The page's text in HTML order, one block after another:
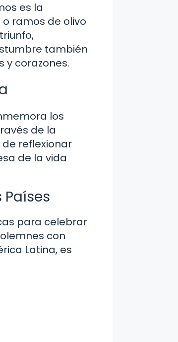
es la
ramos de olivo
también
y corazones.
los
de la
reflexionar
de la vida
para celebrar
con
Latina, es